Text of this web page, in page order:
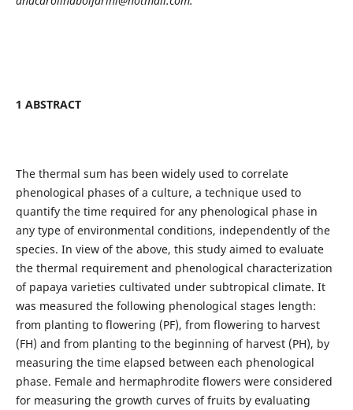
1 ABSTRACT
The thermal sum has been widely used to correlate
phenological phases of a culture, a technique used to
quantify the time required for any phenological phase in
any type of environmental conditions, independently of the
species. In view of the above, this study aimed to evaluate
the thermal requirement and phenological characterization
of papaya varieties cultivated under subtropical climate. It
was measured the following phenological stages length:
from planting to flowering (PF), from flowering to harvest
(FH) and from planting to the beginning of harvest (PH), by
measuring the time elapsed between each phenological
phase. Female and hermaphrodite flowers were considered
for measuring the growth curves of fruits by evaluating